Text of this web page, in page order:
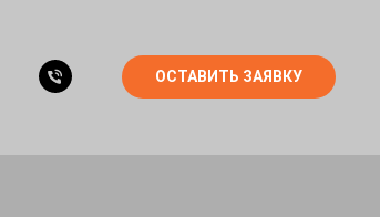
ОСТАВИТЬ ЗАЯВКУ